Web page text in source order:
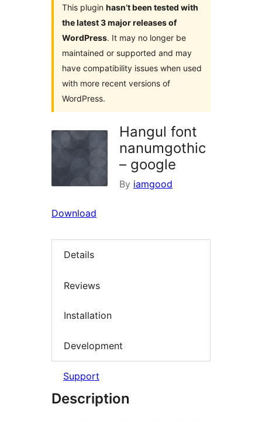
This plugin hasn’t been tested with
the latest 3 major releases of
WordPress. It may no longer be
maintained or supported and may
have compatibility issues when used
with more recent versions of
WordPress.
Hangul font
nanumgothic
– google
By iamgood
Download
Details
Reviews
Installation
Development
Support
Description